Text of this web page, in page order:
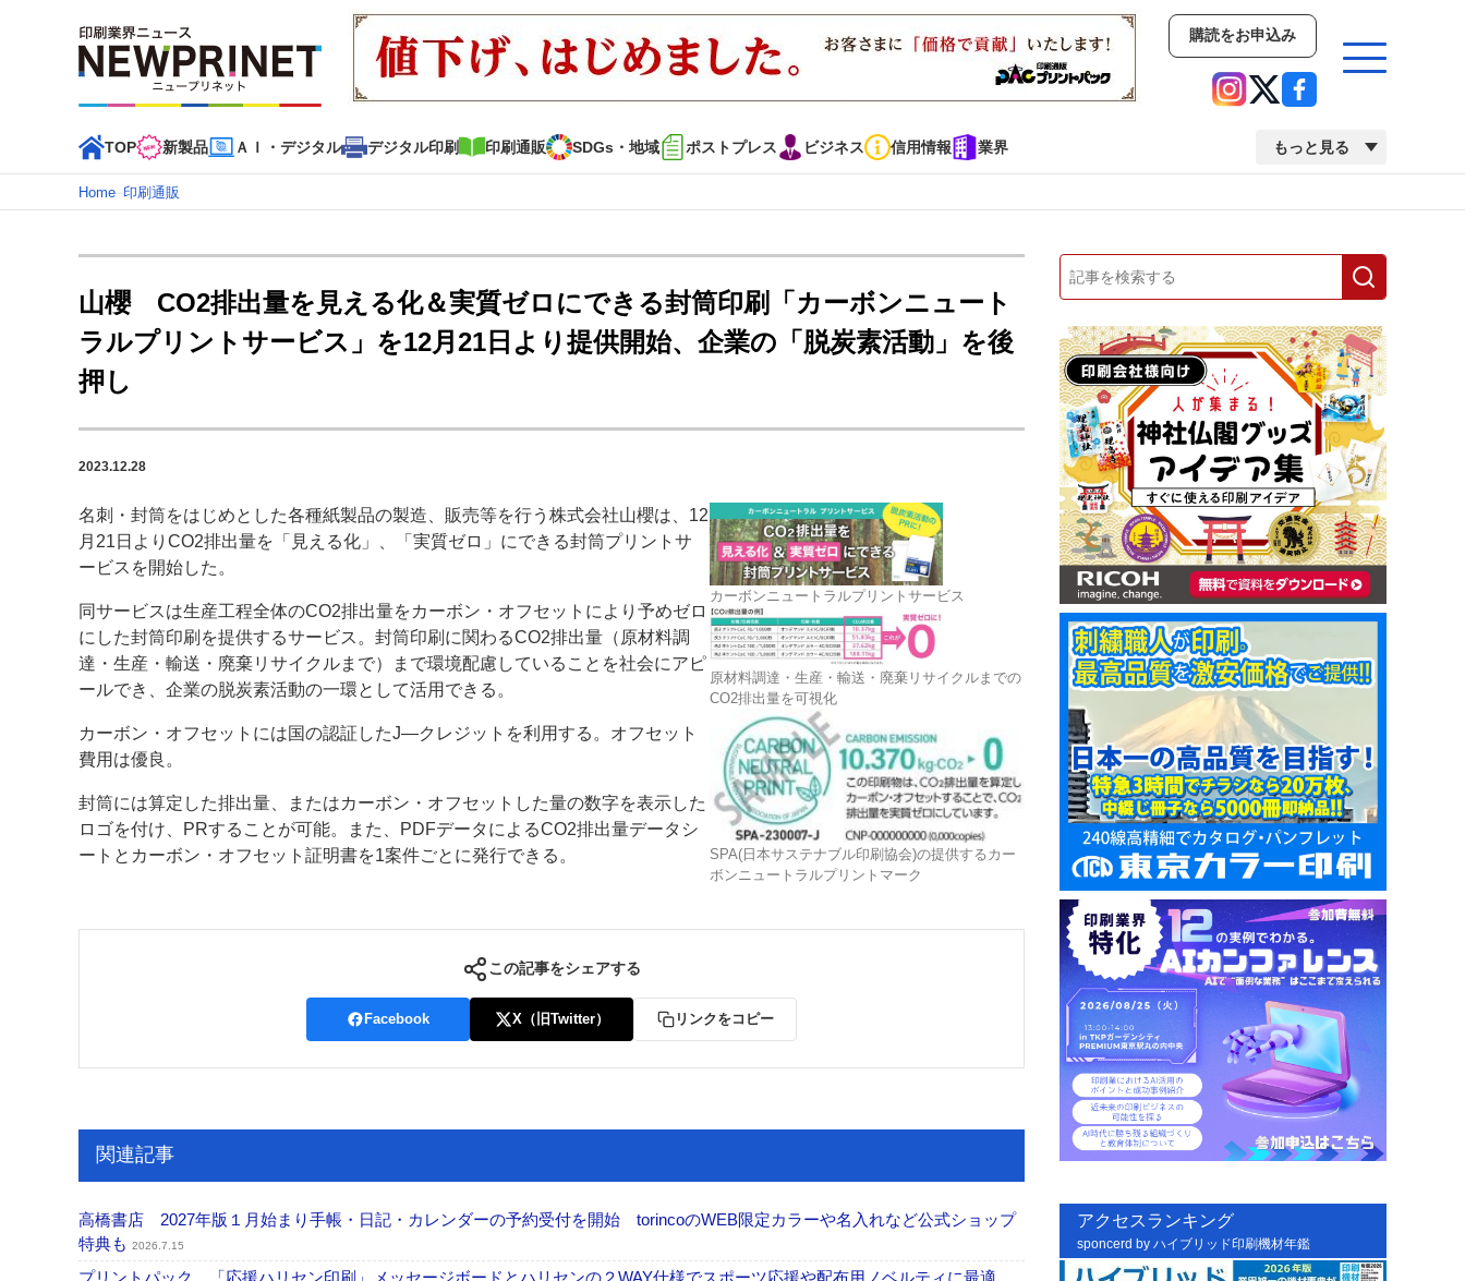
購読をお申込み
TOP 新製品 ＡＩ・デジタル デジタル印刷 印刷通販 SDGs・地域 ポストプレス ビジネス 信用情報 業界 もっと見る
イベント
インデックス
TOP 新着記事 特集記事 動画コンテンツ インタビュー コレクション
カテゴリー一覧
新商品 新製品 ＡＩ・デジタル デジタル印刷 印刷通販 SDGs・地域 ポストプレス ビジネス イベント 信用情報 業界 市場・統計 人事・移転・異動・訃報
特集記事カテゴリー一覧
2022 見える化・MIS特集
2022 検査・校正特集
特集・デジタル印刷 ～ 新成長軌道を描く
案内
発刊案内 JFPI印刷用語集
運営
会社案内 購読・購入申し込み サイトポリシー お問い合わせ
Home–印刷通販
山櫻 CO2排出量を見える化＆実質ゼロにできる封筒印刷「カーボンニュート
ラルプリントサービス」を12月21日より提供開始、企業の「脱炭素活動」を後
押し
2023.12.28
名刺・封筒をはじめとした各種紙製品の製造、販売等を行う株式会社山櫻は、12
月21日よりCO2排出量を「見える化」、「実質ゼロ」にできる封筒プリントサ
ービスを開始した。
同サービスは生産工程全体のCO2排出量をカーボン・オフセットにより予めゼロ
にした封筒印刷を提供するサービス。封筒印刷に関わるCO2排出量（原材料調
達・生産・輸送・廃棄リサイクルまで）まで環境配慮していることを社会にアピ
ールでき、企業の脱炭素活動の一環として活用できる。
カーボン・オフセットには国の認証したJ―クレジットを利用する。オフセット
費用は優良。
封筒には算定した排出量、またはカーボン・オフセットした量の数字を表示した
ロゴを付け、PRすることが可能。また、PDFデータによるCO2排出量データシ
ートとカーボン・オフセット証明書を1案件ごとに発行できる。
カーボンニュートラルプリントサービス
原材料調達・生産・輸送・廃棄リサイクルまでの
CO2排出量を可視化
SPA(日本サステナブル印刷協会)の提供するカー
ボンニュートラルプリントマーク
この記事をシェアする
Facebook X（旧Twitter） リンクをコピー
関連記事
高橋書店 2027年版１月始まり手帳・日記・カレンダーの予約受付を開始 torincoのWEB限定カラーや名入れなど公式ショップ
特典も 2026.7.15
プリントパック 「応援ハリセン印刷」メッセージボードとハリセンの２WAY仕様でスポーツ応援や配布用ノベルティに最適
アクセスランキング
sponcerd by ハイブリッド印刷機材年鑑